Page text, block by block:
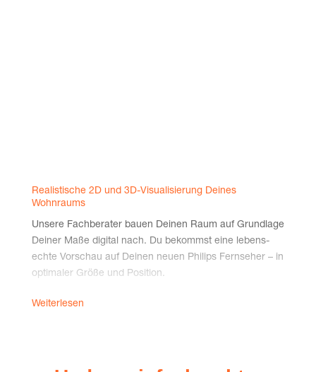
Rea­lis­ti­sche 2D und 3D-Visua­li­sie­rung Dei­nes
Wohnraums
Unse­re Fach­be­ra­ter bau­en Dei­nen Raum auf Grund­la­ge
Dei­ner Maße digi­tal nach. Du bekommst eine lebens­
ech­te Vor­schau auf Dei­nen neu­en Phil­ips Fern­se­her – in
opti­ma­ler Grö­ße und Position.
Ambi­light erle­ben – vor dem Kauf
vol­les Licht taucht.
Weiterlesen